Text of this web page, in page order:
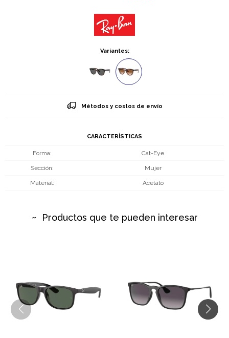
Variantes:
Métodos y costos de envío
CARACTERÍSTICAS
Forma Cat-Eye
Sección Mujer
Material Acetato
Productos que te pueden interesar